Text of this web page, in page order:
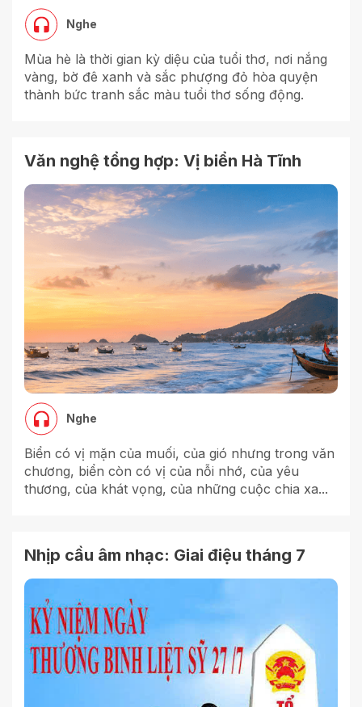
Nghe
Mùa hè là thời gian kỳ diệu của tuổi thơ, nơi nắng
vàng, bờ đê xanh và sắc phượng đỏ hòa quyện
thành bức tranh sắc màu tuổi thơ sống động.
Văn nghệ tổng hợp: Vị biển Hà Tĩnh
Nghe
Biển có vị mặn của muối, của gió nhưng trong văn
chương, biển còn có vị của nỗi nhớ, của yêu
thương, của khát vọng, của những cuộc chia xa...
Nhịp cầu âm nhạc: Giai điệu tháng 7